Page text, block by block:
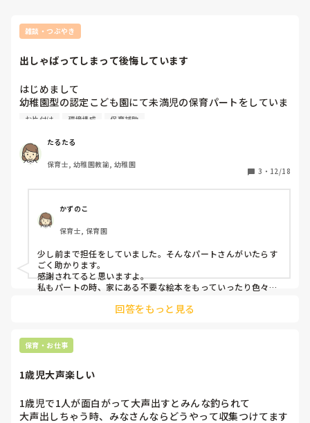
雑談・つぶやき
出しゃばってしまって後悔しています
はじめまして
幼稚園型の認定こども園にて未満児の保育パートをしていま
す
は初です(有償ボランティアでお子さんを預かったりはして
いました)
かった園だとのことで(1歳のお誕生日を過ぎた０歳児の学年
の子の保育に至ってはまだ2年目との事。誕生日前の子は預
かっていません)おもちゃがあまりありません
雨の日などは2歳くらいの子向けのおもちゃで何となく遊ん
でいる感じです
(コーナーなどは設定してなく｢今日はブロックとぬいぐる
み｣などと保育士主導でおもちゃを限定して広げて遊ばせる
感じです)
また、その年代の子たちが取り出しやすい位置におもちゃの
まったりとバタバタしています
ムツ替えの順番待ちなどの時に0歳児(満1歳児)がちょっと触
て行ったりしたのですが、入って一年も経たないパートが、
担任に相談の上とはいえ出しゃばりすぎてしまった気がして
お片付け 環境構成 保育補助
たるたる
保育士, 幼稚園教諭, 幼稚園
3 ・ 12/18
かずのこ
保育士, 保育園
少し前まで担任をしていました。そんなパートさんがいたらす
ごく助かります。
感謝されてると思いますよ。
私もパートの時、家にある不要な絵本をもっていったり色々勝
回答をもっと見る
保育・お仕事
1歳児大声楽しい
1歳児で1人が面白がって大声出すとみんな釣られて
大声出しちゃう時、みなさんならどうやって収集つけてます